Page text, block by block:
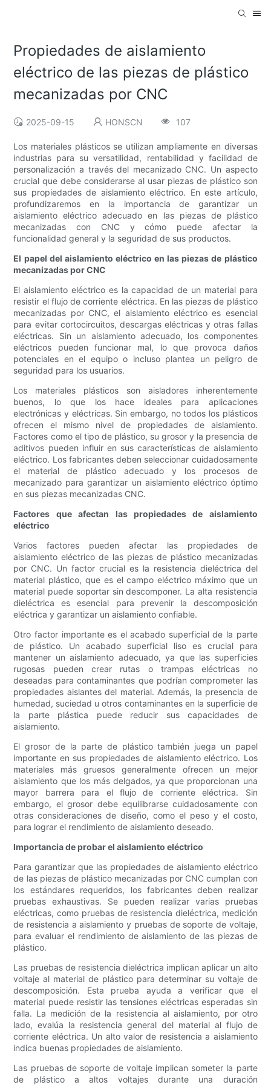
Propiedades de aislamiento
eléctrico de las piezas de plástico
mecanizadas por CNC
2025-09-15 HONSCN 107
Los materiales plásticos se utilizan ampliamente en diversas
industrias para su versatilidad, rentabilidad y facilidad de
personalización a través del mecanizado CNC. Un aspecto
crucial que debe considerarse al usar piezas de plástico son
sus propiedades de aislamiento eléctrico. En este artículo,
profundizaremos en la importancia de garantizar un
aislamiento eléctrico adecuado en las piezas de plástico
mecanizadas con CNC y cómo puede afectar la
funcionalidad general y la seguridad de sus productos.
El papel del aislamiento eléctrico en las piezas de plástico
mecanizadas por CNC
El aislamiento eléctrico es la capacidad de un material para
resistir el flujo de corriente eléctrica. En las piezas de plástico
mecanizadas por CNC, el aislamiento eléctrico es esencial
para evitar cortocircuitos, descargas eléctricas y otras fallas
eléctricas. Sin un aislamiento adecuado, los componentes
eléctricos pueden funcionar mal, lo que provoca daños
potenciales en el equipo o incluso plantea un peligro de
seguridad para los usuarios.
Los materiales plásticos son aisladores inherentemente
buenos, lo que los hace ideales para aplicaciones
electrónicas y eléctricas. Sin embargo, no todos los plásticos
ofrecen el mismo nivel de propiedades de aislamiento.
Factores como el tipo de plástico, su grosor y la presencia de
aditivos pueden influir en sus características de aislamiento
eléctrico. Los fabricantes deben seleccionar cuidadosamente
el material de plástico adecuado y los procesos de
mecanizado para garantizar un aislamiento eléctrico óptimo
en sus piezas mecanizadas CNC.
Factores que afectan las propiedades de aislamiento
eléctrico
Varios factores pueden afectar las propiedades de
aislamiento eléctrico de las piezas de plástico mecanizadas
por CNC. Un factor crucial es la resistencia dieléctrica del
material plástico, que es el campo eléctrico máximo que un
material puede soportar sin descomponer. La alta resistencia
dieléctrica es esencial para prevenir la descomposición
eléctrica y garantizar un aislamiento confiable.
Otro factor importante es el acabado superficial de la parte
de plástico. Un acabado superficial liso es crucial para
mantener un aislamiento adecuado, ya que las superficies
rugosas pueden crear rutas o trampas eléctricas no
deseadas para contaminantes que podrían comprometer las
propiedades aislantes del material. Además, la presencia de
humedad, suciedad u otros contaminantes en la superficie de
la parte plástica puede reducir sus capacidades de
aislamiento.
El grosor de la parte de plástico también juega un papel
importante en sus propiedades de aislamiento eléctrico. Los
materiales más gruesos generalmente ofrecen un mejor
aislamiento que los más delgados, ya que proporcionan una
mayor barrera para el flujo de corriente eléctrica. Sin
embargo, el grosor debe equilibrarse cuidadosamente con
otras consideraciones de diseño, como el peso y el costo,
para lograr el rendimiento de aislamiento deseado.
Importancia de probar el aislamiento eléctrico
Para garantizar que las propiedades de aislamiento eléctrico
de las piezas de plástico mecanizadas por CNC cumplan con
los estándares requeridos, los fabricantes deben realizar
pruebas exhaustivas. Se pueden realizar varias pruebas
eléctricas, como pruebas de resistencia dieléctrica, medición
de resistencia a aislamiento y pruebas de soporte de voltaje,
para evaluar el rendimiento de aislamiento de las piezas de
plástico.
Las pruebas de resistencia dieléctrica implican aplicar un alto
voltaje al material de plástico para determinar su voltaje de
descomposición. Esta prueba ayuda a verificar que el
material puede resistir las tensiones eléctricas esperadas sin
falla. La medición de la resistencia al aislamiento, por otro
lado, evalúa la resistencia general del material al flujo de
corriente eléctrica. Un alto valor de resistencia a aislamiento
indica buenas propiedades de aislamiento.
Las pruebas de soporte de voltaje implican someter la parte
de plástico a altos voltajes durante una duración